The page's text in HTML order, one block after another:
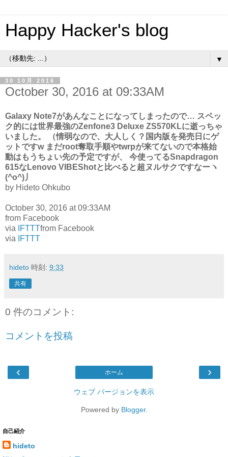
Happy Hacker's blog
▼
30 10月 2016
October 30, 2016 at 09:33AM
Galaxy Note7があんなことになってしまったので… スペッ
ク的には世界最強のZenfone3 Deluxe ZS570KLに逝っちゃ
いました。 （情弱なので、大人しく？国内版を発売日にゲ
ットですw まだroot奪取手順やtwrpが来てないので本格始
動はもうちょい先の予定ですが、 今使ってるSnapdragon
615なLenovo VIBEShotと比べると超ヌルサクですなーヽ
(^o^)丿
by Hideto Ohkubo
October 30, 2016 at 09:33AM
from Facebook
via
IFTTTfrom Facebook
via
IFTTT
hideto 時刻: 9:33
共有
0 件のコメント:
コメントを投稿
‹ ›
ホーム
ウェブ バージョンを表示
Powered by Blogger.
自己紹介
hideto